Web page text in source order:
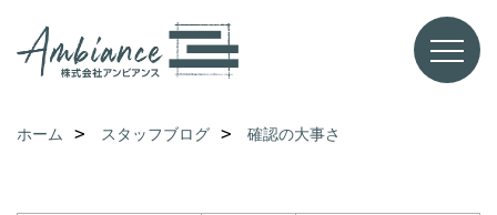
ホーム スタッフブログ 確認の大事さ